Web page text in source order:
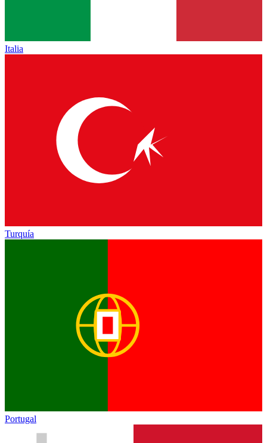
Italia
Turquía
Portugal